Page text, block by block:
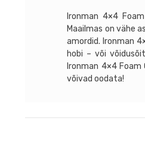
Ironman 4×4
Maailmas on vähe
amordid. Ironman
hobi – või
Ironman 4×4 Foam
võivad oodata!